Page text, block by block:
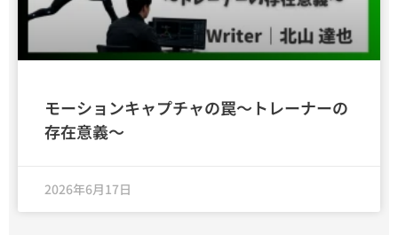
モーションキャプチャの罠～トレーナーの
存在意義～
2026年6月17日